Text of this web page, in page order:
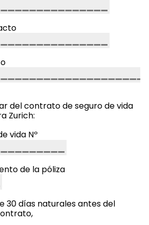
del contrato de seguro de vida
Zurich:
vida Nº
de la póliza
30 días naturales antes del